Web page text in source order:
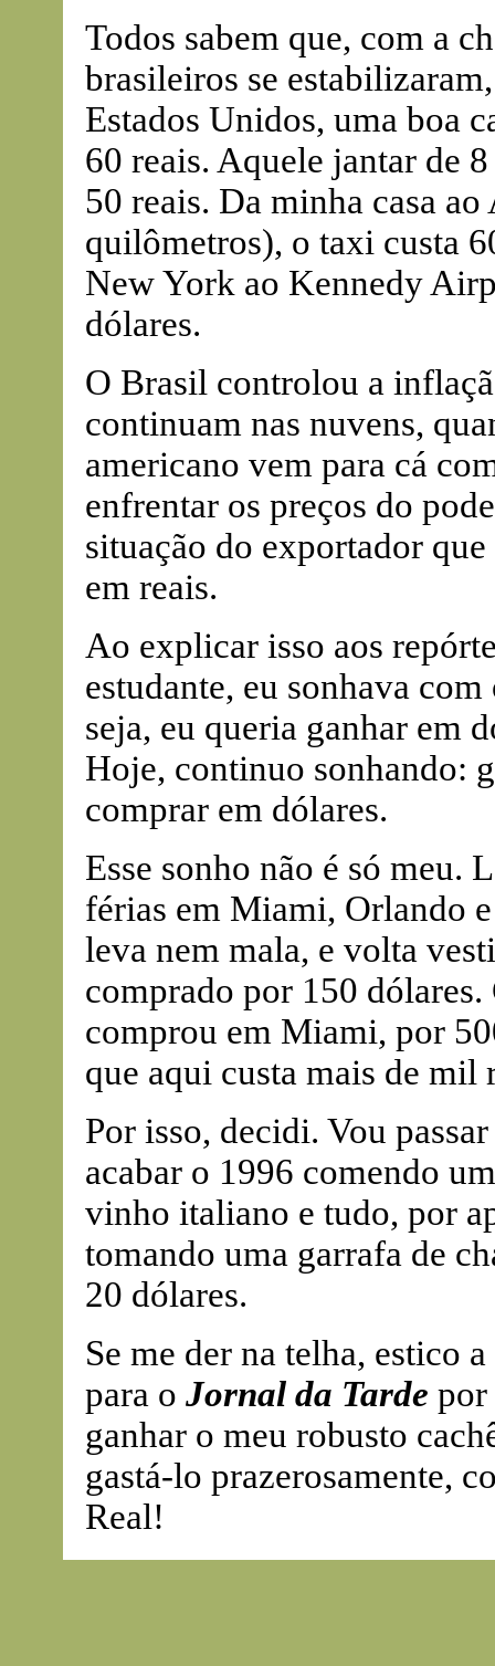
Todos sabem que, com a
brasileiros se
Estados Unidos, uma boa
60 reais. Aquele jantar de
50 reais. Da minha casa
quilômetros), o taxi custa
New York ao Kennedy
dólares.
O Brasil controlou a
continuam nas nuvens,
americano vem para cá
enfrentar os preços do
situação do exportador
em reais.
Ao explicar isso aos
estudante, eu sonhava
seja, eu queria ganhar em
Hoje, continuo sonhando:
comprar em dólares.
Esse sonho não é só meu.
férias em Miami, Orlando
leva nem mala, e volta
comprado por 150
comprou em Miami, por
que aqui custa mais de mil
Por isso, decidi. Vou
acabar o 1996 comendo
vinho italiano e tudo, por
tomando uma garrafa de
20 dólares.
Se me der na telha, estico
para o Jornal da Tarde por
ganhar o meu robusto
gastá-lo prazerosamente,
Real!